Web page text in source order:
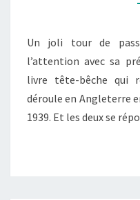
Un joli tour de
l’attention avec sa
livre tête-bêche qui
déroule en Angleterre
1939. Et les deux se